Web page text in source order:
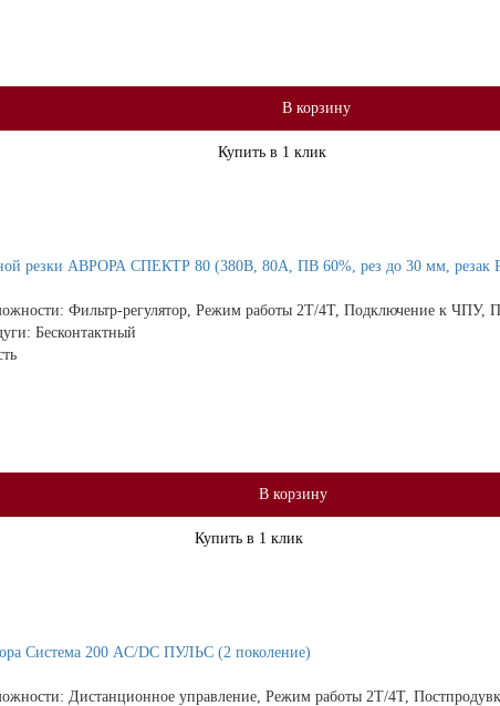
В корзину
Купить в 1 клик
резки АВРОРА СПЕКТР 80 (380В, 80А, ПВ 60%, рез до 30 мм, резак
Фильтр-регулятор, Режим работы 2Т/4Т, Подключение к ЧПУ,
Бесконтактный
В корзину
Купить в 1 клик
Система 200 AC/DC ПУЛЬС (2 поколение)
Дистанционное управление, Режим работы 2Т/4Т,